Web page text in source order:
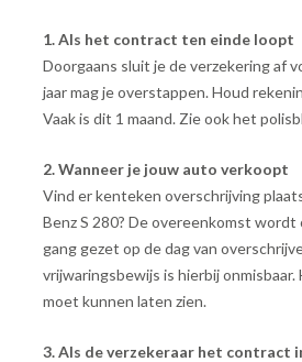
1. Als het contract ten einde loopt
Doorgaans sluit je de verzekering af
jaar mag je overstappen. Houd
Vaak is dit 1 maand. Zie ook het
2. Wanneer je jouw auto verkoopt
Vind er kenteken overschrijving
Benz S 280? De overeenkomst
gang gezet op de dag van
vrijwaringsbewijs is hierbij onmisbaar.
moet kunnen laten zien.
3. Als de verzekeraar het contract